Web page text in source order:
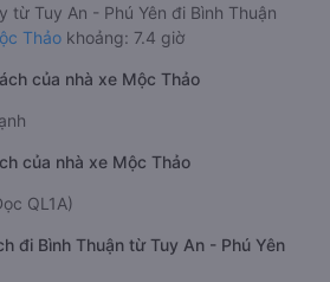
từ Tuy An - Phú Yên đi Bình Thuận
Thảo khoảng: 7.4 giờ
của nhà xe Mộc Thảo
của nhà xe Mộc Thảo
QL1A)
đi Bình Thuận từ Tuy An - Phú Yên